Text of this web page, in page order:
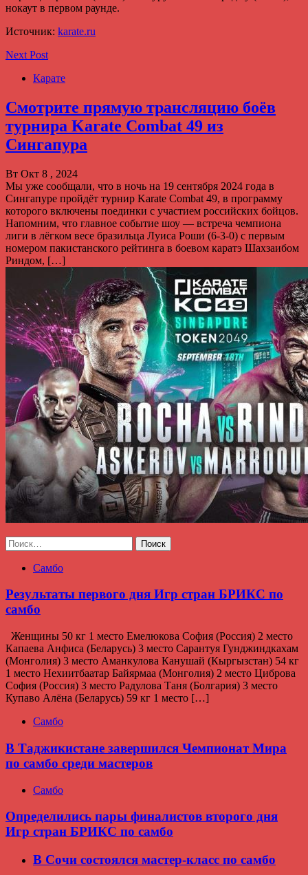
нокаут в первом раунде.
Источник: karate.ru
Next Post
Карате
Смотрите прямую трансляцию боёв
турнира Karate Combat 49 из
Сингапура
Вт Окт 8 , 2024
Мы уже сообщали, что в ночь на 19 сентября 2024 года в
Сингапуре пройдёт турнир Karate Combat 49, в программу
которого включены поединки с участием российских бойцов.
Напомним, что главное событие шоу — встреча чемпиона
лиги в лёгком весе бразильца Луиса Роши (6-3-0) с первым
номером пакистанского рейтинга в боевом каратэ Шахзаибом
Риндом, […]
Найти:
Самбо
Результаты первого дня Игр стран БРИКС по
самбо
Женщины 50 кг 1 место Емелюкова София (Россия) 2 место
Капаева Анфиса (Беларусь) 3 место Сарантуя Гунджиндкахам
(Монголия) 3 место Аманкулова Канушай (Кыргызстан) 54 кг
1 место Нехиитбаатар Байярмаа (Монголия) 2 место Циброва
София (Россия) 3 место Радулова Таня (Болгария) 3 место
Купаво Алёна (Беларусь) 59 кг 1 место […]
Самбо
В Таджикистане завершился Чемпионат Мира
по самбо среди мастеров
Самбо
Определились пары финалистов второго дня
Игр стран БРИКС по самбо
В Сочи состоялся мастер-класс по самбо